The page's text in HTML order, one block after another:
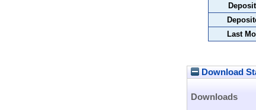
Last
Download
Downloads